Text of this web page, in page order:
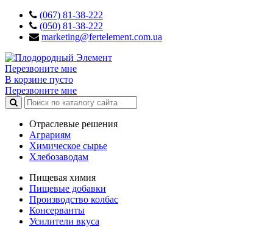
(067) 81-38-222
(050) 81-38-222
marketing@fertelement.com.ua
Перезвоните мне
В корзине пусто
Перезвоните мне
Отраслевые решения
Аграриям
Химическое сырье
Хлебозаводам
Пищевая химия
Пищевые добавки
Производство колбас
Консерванты
Усилители вкуса